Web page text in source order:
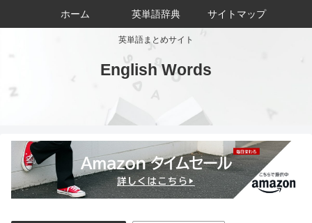
英単語まとめサイト
English Words
ホーム 英単語辞典 サイトマップ